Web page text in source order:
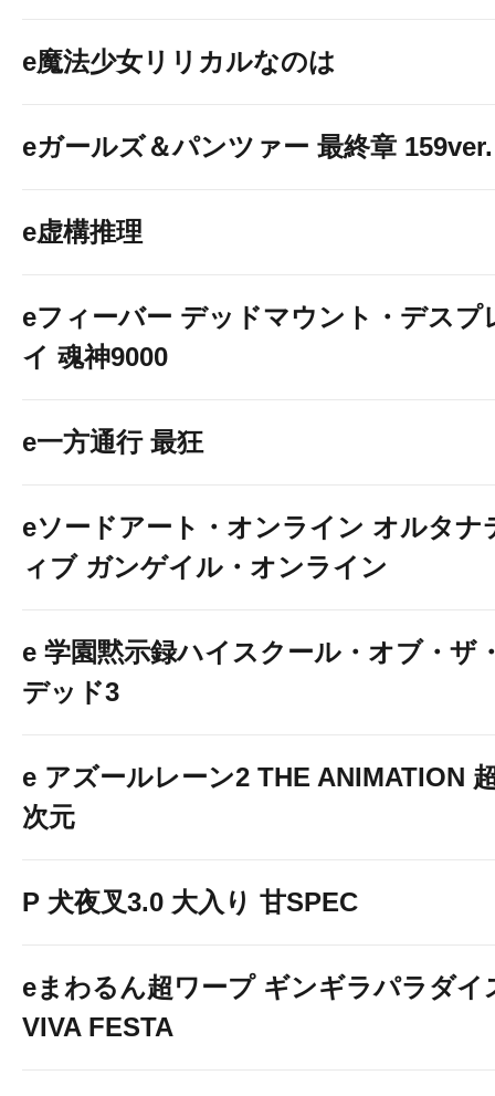
e魔法少女リリカルなのは
eガールズ＆パンツァー 最終章 159ver.
e虚構推理
eフィーバー デッドマウント・デスプ
イ 魂神9000
e一方通行 最狂
eソードアート・オンライン オルタナ
ィブ ガンゲイル・オンライン
e 学園黙示録ハイスクール・オブ・ザ
デッド3
e アズールレーン2 THE ANIMATION
次元
P 犬夜叉3.0 大入り 甘SPEC
eまわるん超ワープ ギンギラパラダイ
VIVA FESTA